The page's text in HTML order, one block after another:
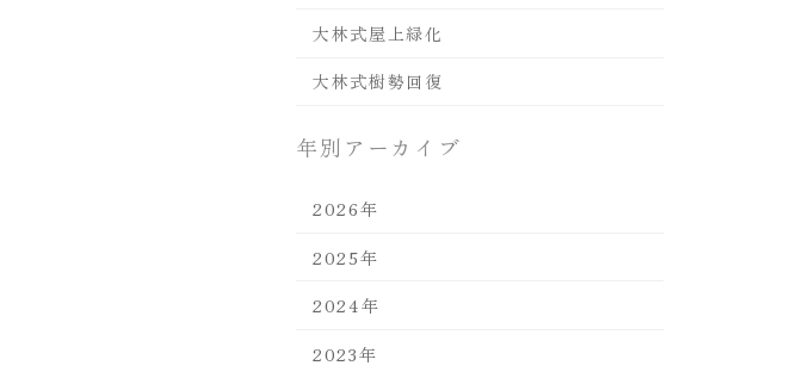
大林式屋上緑化
大林式樹勢回復
年別アーカイブ
2026年
2025年
2024年
2023年